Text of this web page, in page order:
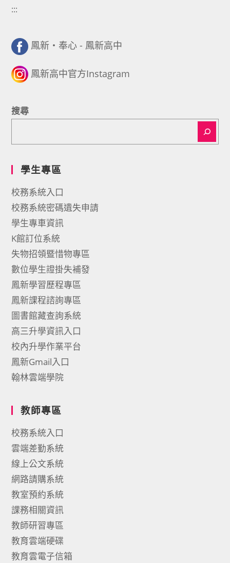
:::
鳳新・奉心 - 鳳新高中
鳳新高中官方Instagram
搜尋
學生專區
校務系統入口
校務系統密碼遺失申請
學生專車資訊
K館訂位系統
失物招領暨惜物專區
數位學生證掛失補發
鳳新學習歷程專區
鳳新課程諮詢專區
圖書館藏查詢系統
高三升學資訊入口
校內升學作業平台
鳳新Gmail入口
翰林雲端學院
教師專區
校務系統入口
雲端差勤系統
線上公文系統
網路請購系統
教室預約系統
課務相關資訊
教師研習專區
教育雲端硬碟
教育雲電子信箱